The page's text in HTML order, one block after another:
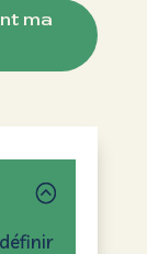
ma